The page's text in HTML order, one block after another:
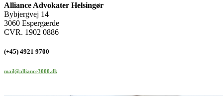
Alliance Advokater Helsingør
Bybjergvej 14
3060 Espergærde
CVR. 1902 0886
(+45) 4921 9700
mail@alliance3000.dk